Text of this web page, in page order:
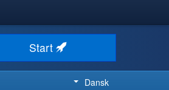
Start
Dansk